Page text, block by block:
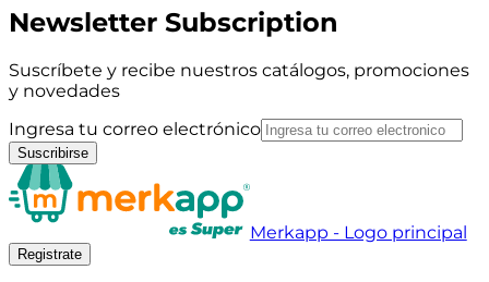
Newsletter Subscription
Suscríbete y recibe nuestros catálogos, promociones
y novedades
Ingresa tu correo electrónico
Suscribirse
Merkapp - Logo principal
Registrate